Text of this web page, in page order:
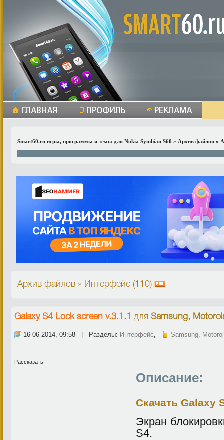
Smart60.ru игры, программы и темы для Nokia Symbian S60 » Архив файлов »
Архив файлов » Интерфейс (110)
Galaxy S4 Lock screen v.3.1.1 для Samsung,
16-06-2014, 09:58 | Разделы: Интерфейс, Samsung,
Рассказать
Описание:
Скачать Galaxy
Экран
S4.